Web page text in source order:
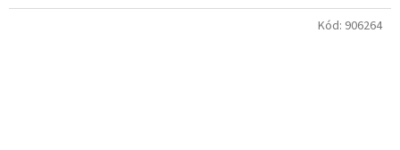
Kód: 906264